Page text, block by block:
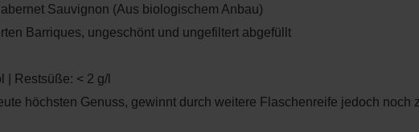
Sauvignon (Aus biologischem Anbau)
Barriques, ungeschönt und ungefiltert abgefüllt
| Restsüße: < 2 g/l
höchsten Genuss, gewinnt durch weitere Flaschenreife jedoch noch